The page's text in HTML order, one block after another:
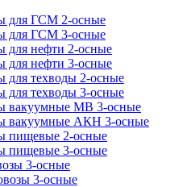
для ГСМ 2-осные
для ГСМ 3-осные
для нефти 2-осные
для нефти 3-осные
техводы 2-осные
техводы 3-осные
вакуумные МВ 3-осные
вакуумные АКН 3-осные
пищевые 2-осные
пищевые 3-осные
3-осные
3-осные